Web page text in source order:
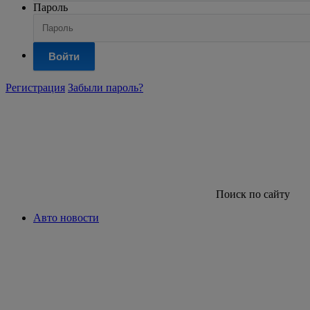
Пароль
Войти
Регистрация Забыли пароль?
Поиск по сайту
Авто новости